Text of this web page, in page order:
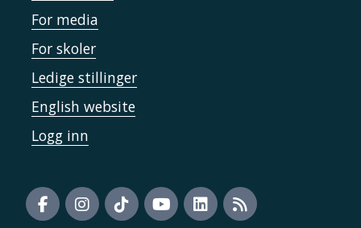
For media
For skoler
Ledige stillinger
English website
Logg inn